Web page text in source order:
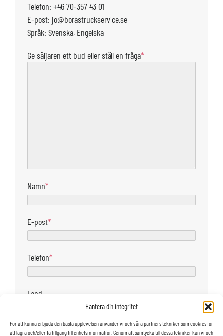
Hantera din integritet
För att kunna erbjuda den bästa upplevelsen använder vi och våra partners tekniker som cookies för
att lagra och/eller få tillgång till enhetsinformation. Genom att samtycka till dessa tekniker kan vi och
Telefon: +46 70-357 43 01
E-post: jo@borastruckservice.se
Språk: Svenska, Engelska
Ge säljaren ett bud eller ställ en fråga*
Namn*
E-post*
Telefon*
Land
Jag vill att säljaren kontaktar mig via